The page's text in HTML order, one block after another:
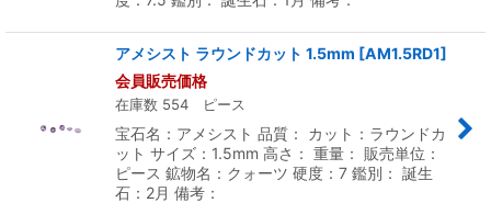
アメシスト ラウンドカット 1.5mm [AM1.5RD1]
会員販売価格
在庫数 554 ピース
宝石名：アメシスト 品質： カット：ラウンドカ
ット サイズ：1.5mm 高さ： 重量： 販売単位：
ピース 鉱物名：クォーツ 硬度：7 鑑別： 誕生
石：2月 備考：